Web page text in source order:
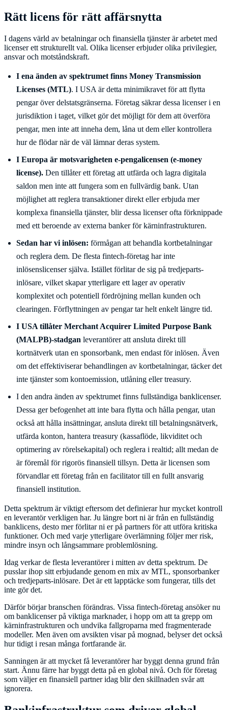
Rätt licens för rätt affärsnytta
I dagens värld av betalningar och finansiella tjänster är arbetet med
licenser ett strukturellt val. Olika licenser erbjuder olika privilegier,
ansvar och motståndskraft.
I ena änden av spektrumet finns Money Transmission
Licenses (MTL). I USA är detta minimikravet för att flytta
pengar över delstatsgränserna. Företag säkrar dessa licenser i en
jurisdiktion i taget, vilket gör det möjligt för dem att överföra
pengar, men inte att inneha dem, låna ut dem eller kontrollera
hur de flödar när de väl lämnar deras system.
I Europa är motsvarigheten e-pengalicensen (e-money
license). Den tillåter ett företag att utfärda och lagra digitala
saldon men inte att fungera som en fullvärdig bank. Utan
möjlighet att reglera transaktioner direkt eller erbjuda mer
komplexa finansiella tjänster, blir dessa licenser ofta förknippade
med ett beroende av externa banker för kärninfrastrukturen.
Sedan har vi inlösen: förmågan att behandla kortbetalningar
och reglera dem. De flesta fintech-företag har inte
inlösenslicenser själva. Istället förlitar de sig på tredjeparts-
inlösare, vilket skapar ytterligare ett lager av operativ
komplexitet och potentiell fördröjning mellan kunden och
clearingen. Förflyttningen av pengar tar helt enkelt längre tid.
I USA tillåter Merchant Acquirer Limited Purpose Bank
(MALPB)-stadgan leverantörer att ansluta direkt till
kortnätverk utan en sponsorbank, men endast för inlösen. Även
om det effektiviserar behandlingen av kortbetalningar, täcker det
inte tjänster som kontoemission, utlåning eller treasury.
I den andra änden av spektrumet finns fullständiga banklicenser.
Dessa ger befogenhet att inte bara flytta och hålla pengar, utan
också att hålla insättningar, ansluta direkt till betalningsnätverk,
utfärda konton, hantera treasury (kassaflöde, likviditet och
optimering av rörelsekapital) och reglera i realtid; allt medan de
är föremål för rigorös finansiell tillsyn. Detta är licensen som
förvandlar ett företag från en facilitator till en fullt ansvarig
finansiell institution.
Detta spektrum är viktigt eftersom det definierar hur mycket kontroll
en leverantör verkligen har. Ju längre bort ni är från en fullständig
banklicens, desto mer förlitar ni er på partners för att utföra kritiska
funktioner. Och med varje ytterligare överlämning följer mer risk,
mindre insyn och långsammare problemlösning.
Idag verkar de flesta leverantörer i mitten av detta spektrum. De
pusslar ihop sitt erbjudande genom en mix av MTL, sponsorbanker
och tredjeparts-inlösare. Det är ett lapptäcke som fungerar, tills det
inte gör det.
Därför börjar branschen förändras. Vissa fintech-företag ansöker nu
om banklicenser på viktiga marknader, i hopp om att ta grepp om
kärninfrastrukturen och undvika fallgroparna med fragmenterade
modeller. Men även om avsikten visar på mognad, belyser det också
hur tidigt i resan många fortfarande är.
Sanningen är att mycket få leverantörer har byggt denna grund från
start. Ännu färre har byggt detta på en global nivå. Och för företag
som väljer en finansiell partner idag blir den skillnaden svår att
ignorera.